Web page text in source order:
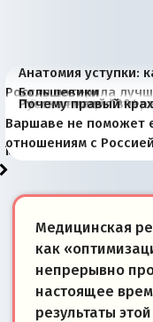
Анатомия уступки:
Россия потеряла
рыбопромысловые
районы Баренцева
моря
Большевики
отличаются от
тем, что они -
победители
Киевская
Запада рассказала о
«переобувании»
В России назрели
перемены: 15 шагов к
суверенной
Миграционный
Европы
Россия начинает
сбрасывать балласт
Анкориджа
Россия зимой 1904
года: первые уступки
внутренней политике
Русская нация
сегодня
Почему правый
Варшаве не поможет
отношениям с
Медицинская
как
непрерывно
настоящее
результаты